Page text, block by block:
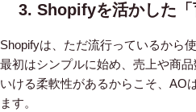
3. Shopifyを活かした
Shopifyは、ただ流行っているから
最初はシンプルに始め、売上や商
いける柔軟性があるからこそ、AO
ます。